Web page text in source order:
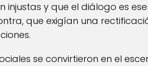
injustas y que el diálogo es
que exigían una
se convirtieron en el